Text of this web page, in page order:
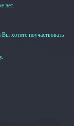
нет.
хотите поучаствовать